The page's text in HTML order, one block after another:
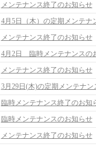
メンテナンス終了のお知らせ
4月5日（木）の定期メンテナ
メンテナンス終了のお知らせ
4月2日 臨時メンテナンスの
メンテナンス終了のお知らせ
3月29日(木)の定期メンテナン
臨時メンテナンス終了のお知
臨時メンテナンスのお知らせ
メンテナンス終了のお知らせ